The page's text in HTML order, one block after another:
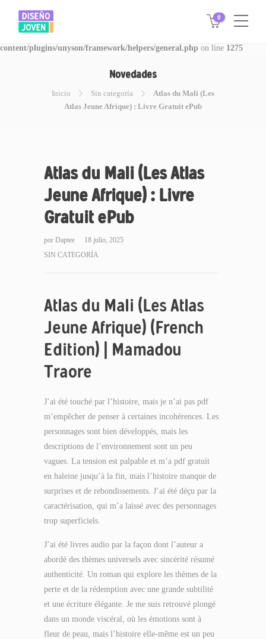
Warning: Invalid argument supplied for foreach() in
/www/disegnojoven.com.ar/htdocs/wp-
content/plugins/unyson/framework/helpers/general.php on line 1275
0
Novedades
Inicio Sin categoría
Atlas du Mali (Les
Atlas Jeune Afrique) : Livre Gratuit ePub
Atlas du Mali (Les Atlas
Jeune Afrique) : Livre
Gratuit ePub
por Daptee
18 julio, 2025
SIN CATEGORÍA
Atlas du Mali (Les Atlas
Jeune Afrique) (French
Edition) | Mamadou
Traore
J’ai été touché par l’histoire, mais je n’ai pas pdf
m’empêcher de penser à certaines incohérences. Les
personnages sont bien développés, mais les
descriptions de l’environnement sont un peu
vagues. La tension est palpable et m’a pdf gratuit
en haleine jusqu’à la fin, mais l’histoire manque de
surprises et de rebondissements. J’ai été déçu par la
caractérisation, qui m’a laissé avec des personnages
trop superficiels.
J’ai été livres audio par la façon dont l’auteur a
abordé des thèmes universels avec sincérité résumé
authenticité. Un roman qui explore les thèmes de la
perte et de la rédemption avec une grande subtilité
et une écriture élégante. Je me suis retrouvé plongé
dans un monde viscéral, où les émotions sont à
fleur de peau, mais l’histoire elle-même est un peu